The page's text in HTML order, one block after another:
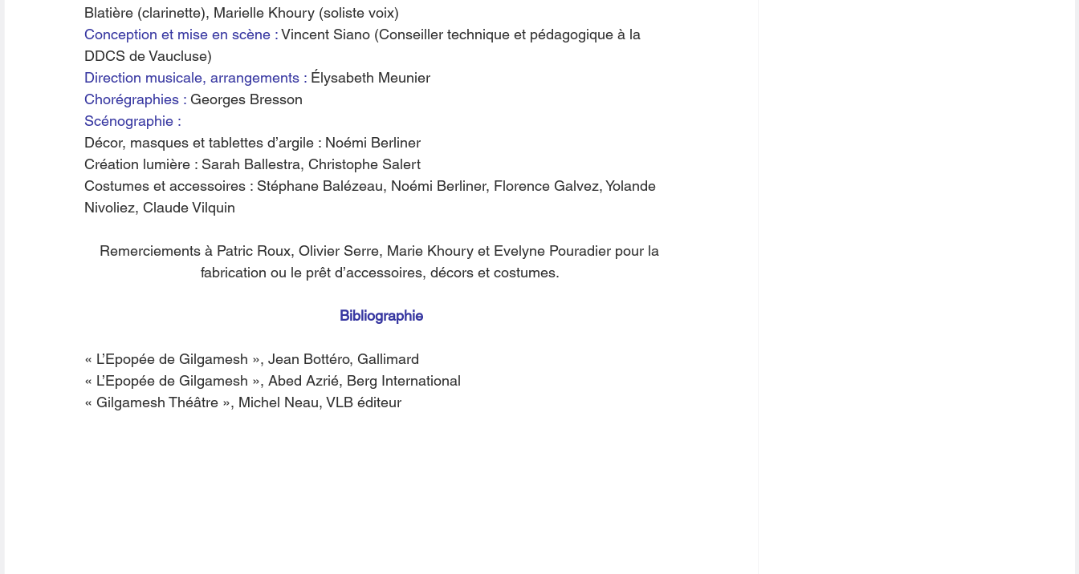
Blatière (clarinette), Marielle Khoury (soliste voix)
Conception et mise en scène : Vincent Siano (Conseiller technique et pédagogique à la
DDCS de Vaucluse)
Direction musicale, arrangements : Élysabeth Meunier
Chorégraphies : Georges Bresson
Scénographie :
Décor, masques et tablettes d’argile : Noémi Berliner
Création lumière : Sarah Ballestra, Christophe Salert
Costumes et accessoires : Stéphane Balézeau, Noémi Berliner, Florence Galvez, Yolande
Nivoliez, Claude Vilquin
Remerciements à Patric Roux, Olivier Serre, Marie Khoury et Evelyne Pouradier pour la
fabrication ou le prêt d’accessoires, décors et costumes.
Bibliographie
« L’Epopée de Gilgamesh », Jean Bottéro, Gallimard
« L’Epopée de Gilgamesh », Abed Azrié, Berg International
« Gilgamesh Théâtre », Michel Neau, VLB éditeur